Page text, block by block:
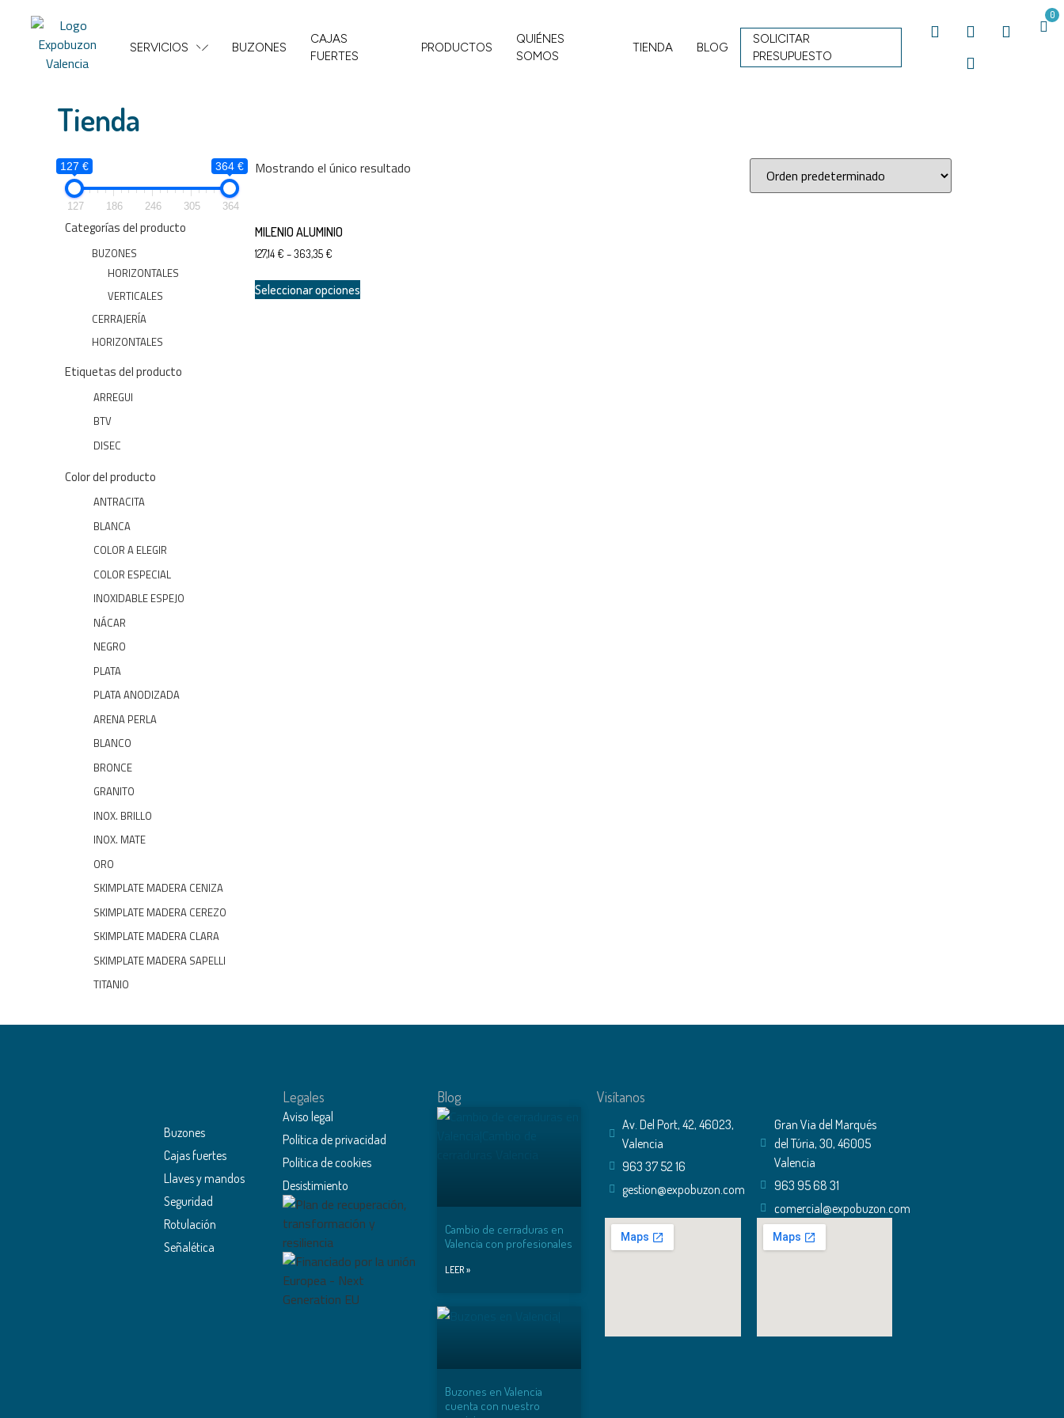
SERVICIOS BUZONES
CAJAS
FUERTES
PRODUCTOS
QUIÉNES
SOMOS
TIENDA BLOG
SOLICITAR
PRESUPUESTO
0
Tienda
127 € 364 €
127 186 246 305 364
Categorías del producto
BUZONES
HORIZONTALES
VERTICALES
CERRAJERÍA
HORIZONTALES
Etiquetas del producto
ARREGUI
BTV
DISEC
Color del producto
ANTRACITA
BLANCA
COLOR A ELEGIR
COLOR ESPECIAL
INOXIDABLE ESPEJO
NÁCAR
NEGRO
PLATA
PLATA ANODIZADA
ARENA PERLA
BLANCO
BRONCE
GRANITO
INOX. BRILLO
INOX. MATE
ORO
SKIMPLATE MADERA CENIZA
SKIMPLATE MADERA CEREZO
SKIMPLATE MADERA CLARA
SKIMPLATE MADERA SAPELLI
TITANIO
Mostrando el único resultado
MILENIO ALUMINIO
127,14 € –363,35 €
Seleccionar opciones
Buzones
Cajas fuertes
Llaves y mandos
Seguridad
Rotulación
Señalética
Legales
Aviso legal
Política de privacidad
Política de cookies
Desistimiento
Blog
Cambio de cerraduras en
Valencia con profesionales
LEER »
Buzones en Valencia
cuenta con nuestro
Visítanos
Av. Del Port, 42, 46023,
Valencia
963 37 52 16
gestion@expobuzon.com
Gran Via del Marqués
del Túria, 30, 46005
Valencia
963 95 68 31
comercial@expobuzon.com